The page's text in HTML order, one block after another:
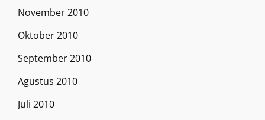
November 2010
Oktober 2010
September 2010
Agustus 2010
Juli 2010